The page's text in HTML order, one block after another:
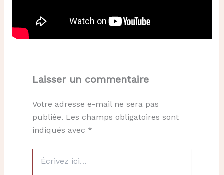
Laisser un commentaire
Votre adresse e-mail ne sera pas
publiée. Les champs obligatoires sont
indiqués avec *
ici…